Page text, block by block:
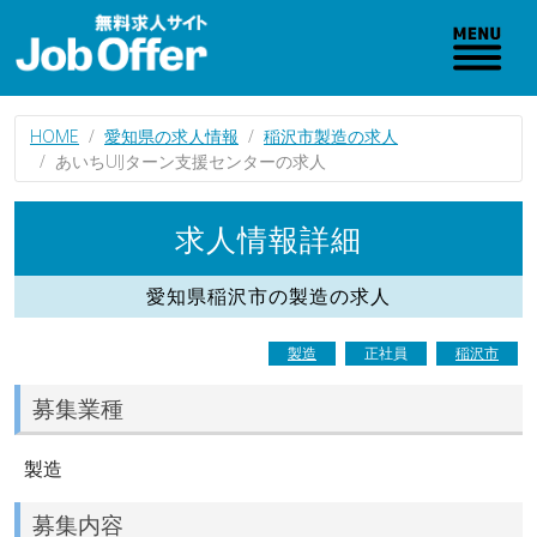
HOME 愛知県の求人情報
稲沢市製造の求人
あいちUIJターン支援センターの求人
求人情報詳細
愛知県稲沢市の製造の求人
製造 正社員 稲沢市
募集業種
製造
募集内容